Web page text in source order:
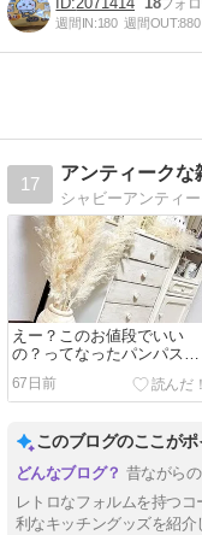
週間IN:180 週間OUT:880
17
アンティークな
えー？このお値段でいい
の？ってなったパンパスグ
67日前
このブログのここがポ
昔ながら
レトロなフォルムを持つ
利なキッチングッズを紹